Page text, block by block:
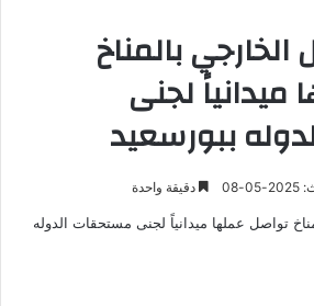
بالمناخ
لجنى
ببورسعيد
08 دقيقة واحدة